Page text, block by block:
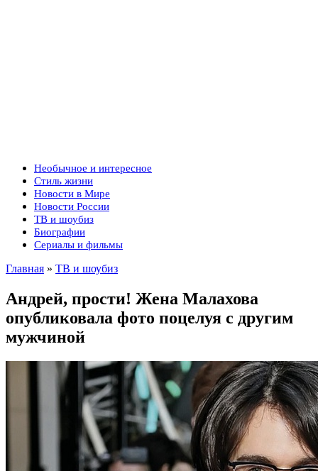
Необычное и интересное
Стиль жизни
Новости в Мире
Новости России
ТВ и шоубиз
Биографии
Сериалы и фильмы
Главная » ТВ и шоубиз
Андрей, прости! Жена Малахова
опубликовала фото поцелуя с другим
мужчиной